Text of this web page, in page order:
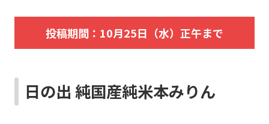
投稿期間：10月25日（水）正午まで
日の出 純国産純米本みりん